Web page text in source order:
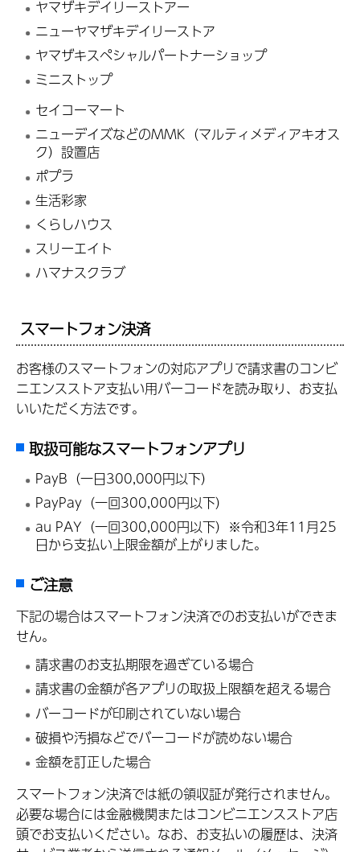
ヤマザキデイリーストアー
ニューヤマザキデイリーストア
ヤマザキスペシャルパートナーショップ
ミニストップ
セイコーマート
ニューデイズなどのMMK（マルティメディアキオス
ク）設置店
ポプラ
生活彩家
くらしハウス
スリーエイト
ハマナスクラブ
スマートフォン決済
お客様のスマートフォンの対応アプリで請求書のコンビ
ニエンスストア支払い用バーコードを読み取り、お支払
いいただく方法です。
取扱可能なスマートフォンアプリ
PayB（一日300,000円以下）
PayPay（一回300,000円以下）
au PAY（一回300,000円以下）※令和3年11月25
日から支払い上限金額が上がりました。
ご注意
下記の場合はスマートフォン決済でのお支払いができま
せん。
請求書のお支払期限を過ぎている場合
請求書の金額が各アプリの取扱上限額を超える場合
バーコードが印刷されていない場合
破損や汚損などでバーコードが読めない場合
金額を訂正した場合
スマートフォン決済では紙の領収証が発行されません。
必要な場合には金融機関またはコンビニエンスストア店
頭でお支払いください。なお、お支払いの履歴は、決済